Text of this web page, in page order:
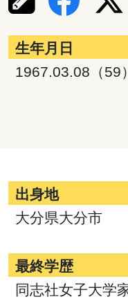
生年月日
1967.03.08（59）
出身地
大分県大分市
最終学歴
同志社女子大学